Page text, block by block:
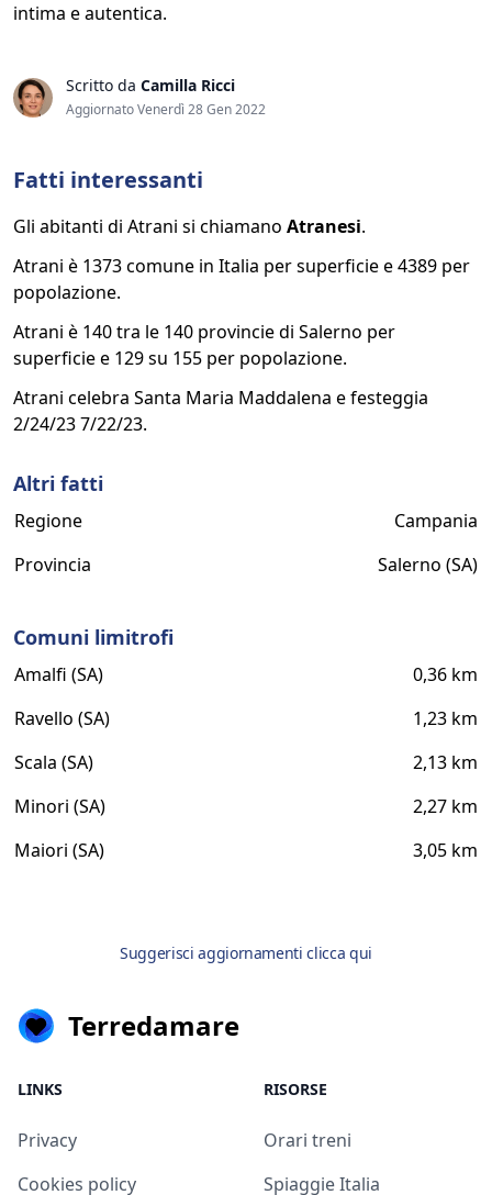
intima e autentica.
Scritto da Camilla Ricci
Aggiornato Venerdì 28 Gen 2022
Fatti interessanti
Gli abitanti di Atrani si chiamano Atranesi.
Atrani è 1373 comune in Italia per superficie e 4389 per
popolazione.
Atrani è 140 tra le 140 provincie di Salerno per
superficie e 129 su 155 per popolazione.
Atrani celebra Santa Maria Maddalena e festeggia
2/24/23 7/22/23.
Altri fatti
Regione
Campania
Provincia
Salerno (SA)
Comuni limitrofi
Amalfi (SA)
0,36 km
Ravello (SA)
1,23 km
Scala (SA)
2,13 km
Minori (SA)
2,27 km
Maiori (SA)
3,05 km
Suggerisci aggiornamenti clicca qui
Terredamare
LINKS
Privacy
Cookies policy
RISORSE
Orari treni
Spiaggie Italia